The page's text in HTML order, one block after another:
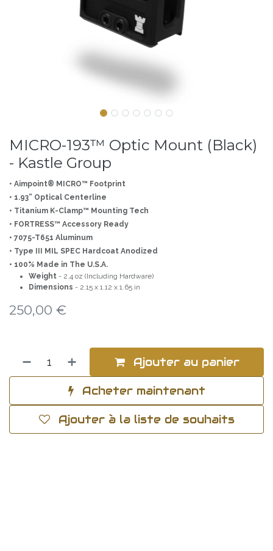
MICRO-193™ Optic Mount (Black)
- Kastle Group
• Aimpoint® MICRO™ Footprint
• 1.93” Optical Centerline
• Titanium K-Clamp™ Mounting Tech
• FORTRESS™ Accessory Ready
• 7075-T651 Aluminum
• Type III MIL SPEC Hardcoat Anodized
• 100% Made in The U.S.A.
Weight - 2.4 oz (Including Hardware)
Dimensions - 2.15 x 1.12 x 1.65 in
250,00 €
Ajouter au panier
Acheter maintenant
Ajouter à la liste de souhaits